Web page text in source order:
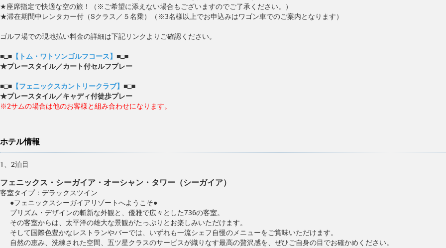
★座席指定で快適な空の旅！（※ご希望に添えない場合もございますのでご了承ください。）
★滞在期間中レンタカー付（Sクラス／５名乗）（※3名様以上でお申込みはワゴン車でのご案内となります）
ゴルフ場での現地払い料金の詳細は下記リンクよりご確認ください。
■□■ 【トム・ワトソンゴルフコース】 ■□■
★プレースタイル／カート付セルフプレー
■□■ 【フェニックスカントリークラブ】 ■□■
★プレースタイル／キャディ付徒歩プレー
※2サムの場合は他のお客様と組み合わせになります。
ホテル情報
1、2泊目
フェニックス・シーガイア・オーシャン・タワー（シーガイア）
客室タイプ：デラックスツイン
●フェニックスシーガイアリゾートへようこそ●
プリズム・デザインの斬新な外観と、優雅で広々とした736の客室。
その客室からは、太平洋の雄大な景観がたっぷりとお楽しみいただけます。
そして国際色豊かなレストランやバーでは、いずれも一流シェフ自慢のメニューをご賞味いただけます。
自然の恵み、洗練された空間、五ツ星クラスのサービスが織りなす最高の贅沢感を、ぜひご自身の目でお確かめください。